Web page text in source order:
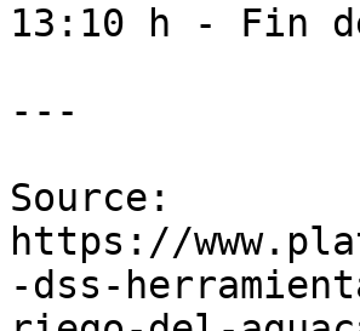
13:10 h - Fin
---
Source:
https://
-dss-